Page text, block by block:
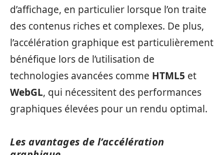
d’affichage, en particulier lorsque l’on traite
des contenus riches et complexes. De plus,
l’accélération graphique est particulièrement
bénéfique lors de l’utilisation de
technologies avancées comme HTML5 et
WebGL, qui nécessitent des performances
graphiques élevées pour un rendu optimal.
Les avantages de l’accélération